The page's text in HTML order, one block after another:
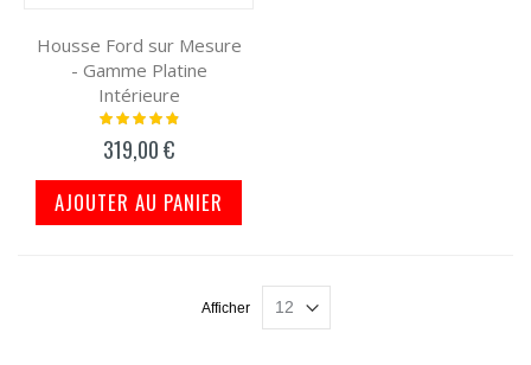
Housse Ford sur Mesure
- Gamme Platine
Intérieure
Notation:
319,00 €
AJOUTER AU PANIER
Afficher